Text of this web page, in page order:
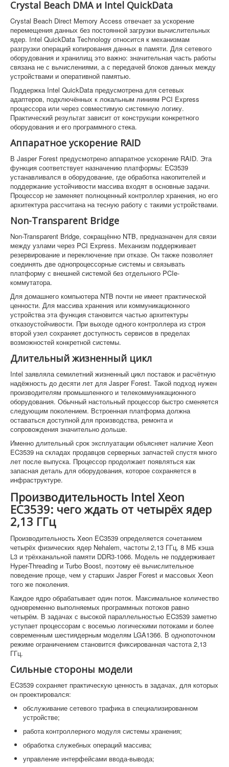
Crystal Beach DMA и Intel QuickData
Crystal Beach Direct Memory Access отвечает за ускорение
перемещения данных без постоянной загрузки вычислительных
ядер. Intel QuickData Technology относится к механизмам
разгрузки операций копирования данных в памяти. Для сетевого
оборудования и хранилищ это важно: значительная часть работы
связана не с вычислениями, а с передачей блоков данных между
устройствами и оперативной памятью.
Поддержка Intel QuickData предусмотрена для сетевых
адаптеров, подключённых к локальным линиям PCI Express
процессора или через совместимую системную логику.
Практический результат зависит от конструкции конкретного
оборудования и его программного стека.
Аппаратное ускорение RAID
В Jasper Forest предусмотрено аппаратное ускорение RAID. Эта
функция соответствует назначению платформы: EC3539
устанавливался в оборудование, где обработка накопителей и
поддержание устойчивости массива входят в основные задачи.
Процессор не заменяет полноценный контроллер хранения, но его
архитектура рассчитана на тесную работу с такими устройствами.
Non-Transparent Bridge
Non-Transparent Bridge, сокращённо NTB, предназначен для связи
между узлами через PCI Express. Механизм поддерживает
резервирование и переключение при отказе. Он также позволяет
соединять две однопроцессорные системы и связывать
платформу с внешней системой без отдельного PCIe-
коммутатора.
Для домашнего компьютера NTB почти не имеет практической
ценности. Для массива хранения или коммуникационного
устройства эта функция становится частью архитектуры
отказоустойчивости. При выходе одного контроллера из строя
второй узел сохраняет доступность сервисов в пределах
возможностей конкретной системы.
Длительный жизненный цикл
Intel заявляла семилетний жизненный цикл поставок и расчётную
надёжность до десяти лет для Jasper Forest. Такой подход нужен
производителям промышленного и телекоммуникационного
оборудования. Обычный настольный процессор быстро сменяется
следующим поколением. Встроенная платформа должна
оставаться доступной для производства, ремонта и
сопровождения значительно дольше.
Именно длительный срок эксплуатации объясняет наличие Xeon
EC3539 на складах продавцов серверных запчастей спустя много
лет после выпуска. Процессор продолжает появляться как
запасная деталь для оборудования, которое сохраняется в
инфраструктуре.
Производительность Intel Xeon
EC3539: чего ждать от четырёх ядер
2,13 ГГц
Производительность Xeon EC3539 определяется сочетанием
четырёх физических ядер Nehalem, частоты 2,13 ГГц, 8 МБ кэша
L3 и трёхканальной памяти DDR3-1066. Модель не поддерживает
Hyper-Threading и Turbo Boost, поэтому её вычислительное
поведение проще, чем у старших Jasper Forest и массовых Xeon
того же поколения.
Каждое ядро обрабатывает один поток. Максимальное количество
одновременно выполняемых программных потоков равно
четырём. В задачах с высокой параллельностью EC3539 заметно
уступает процессорам с восемью логическими потоками и более
современным шестиядерным моделям LGA1366. В однопоточном
режиме ограничением становится фиксированная частота 2,13
ГГц.
Сильные стороны модели
EC3539 сохраняет практическую ценность в задачах, для которых
он проектировался:
обслуживание сетевого трафика в специализированном
устройстве;
работа контроллерного модуля системы хранения;
обработка служебных операций массива;
управление интерфейсами ввода-вывода;